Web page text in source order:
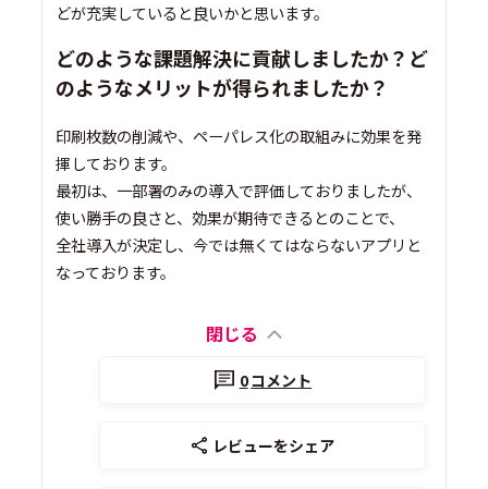
どが充実していると良いかと思います。
どのような課題解決に貢献しましたか？ど
のようなメリットが得られましたか？
印刷枚数の削減や、ペーパレス化の取組みに効果を発
揮しております。
最初は、一部署のみの導入で評価しておりましたが、
使い勝手の良さと、効果が期待できるとのことで、
全社導入が決定し、今では無くてはならないアプリと
なっております。
閉じる
0コメント
レビューをシェア